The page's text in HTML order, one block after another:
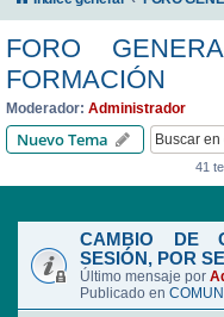
FORO
FORMACIÓN
Moderador: Administrador
Nuevo Tema
41
CAMBIO DE
SESIÓN, POR
Último mensaje por
Publicado en